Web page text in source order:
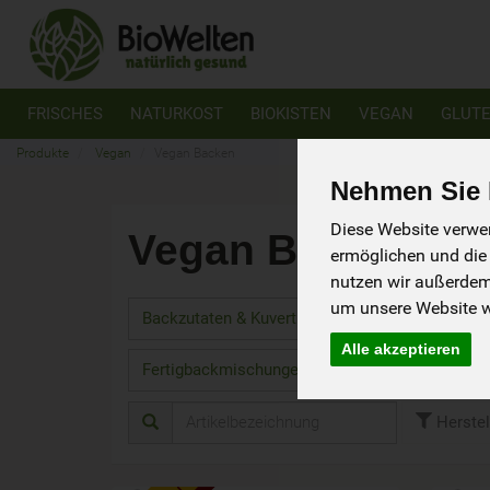
Nehmen
Diese Website
ermöglichen und
nutzen wir
um unsere Website
Alle akzeptieren
FRISCHES NATURKOST BIOKISTEN VEGAN
Produkte Vegan
Vegan Backen 57 von
23
Backzutaten & Kuvertüre
12
Fertigbackmischungen vegan